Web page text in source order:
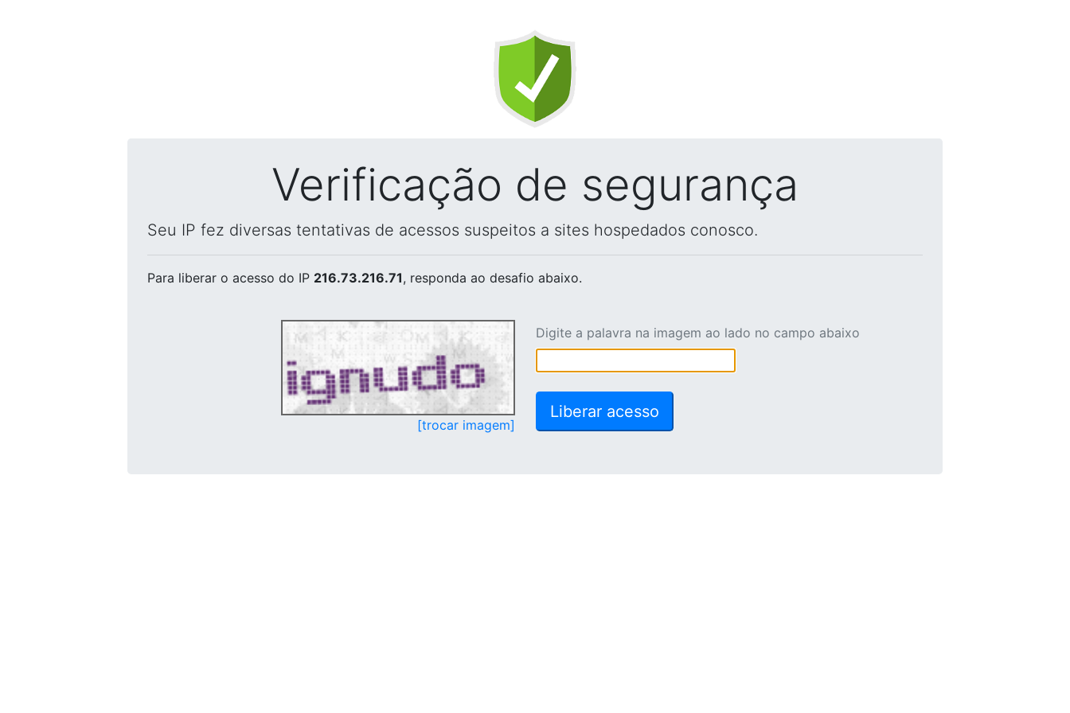
Verificação de segurança
Seu IP fez diversas tentativas de acessos suspeitos a sites hospedados conosco.
Para liberar o acesso do IP 216.73.216.71, responda ao desafio abaixo.
[trocar imagem]
Digite a palavra na imagem ao lado no campo abaixo